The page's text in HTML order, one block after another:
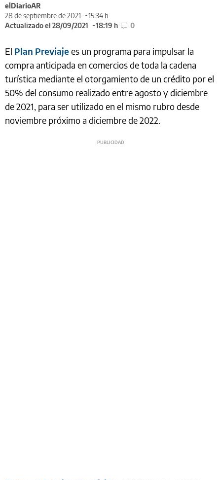
elDiarioAR
28 de septiembre de 2021
15:34 h
Actualizado el 28/09/2021
18:19 h 0
El Plan Previajees un programa para impulsar la
compra anticipada en comercios de toda la cadena
turística mediante el otorgamiento de un crédito por el
50% del consumo realizado entre agosto y diciembre
de 2021, para ser utilizado en el mismo rubro desde
noviembre próximo a diciembre de 2022.